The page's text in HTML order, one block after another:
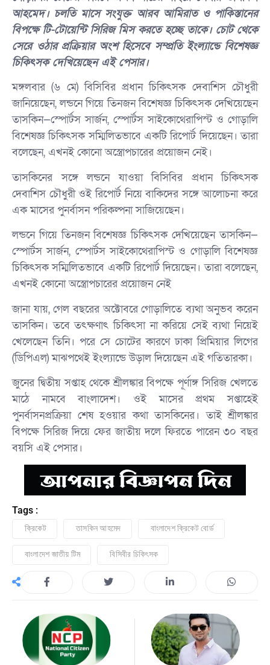
আহমেদ। চলতি মাসে সংযুক্ত আরব আমিরাত ও পাকিস্তানের
বিপক্ষে টি-টোয়েন্টি সিরিজ মিস করতে হচ্ছে তাকে। চোট থেকে
সেরে ওঠার প্রক্রিয়ার অংশ হিসেবে সম্প্রতি ইংল্যান্ডে বিশেষজ্ঞ
চিকিৎসক দেখিয়েছেন এই পেসার।
মঙ্গলবার (৬ মে) বিসিবির প্রধান চিকিৎসক দেবাশিস চৌধুরী
জানিয়েছেন, লন্ডনে গিয়ে তিনজন বিশেষজ্ঞ চিকিৎসক দেখিয়েছেন
তাসকিন—স্পোর্টস সার্জন, স্পোর্টস সাইকোথেরাপিস্ট ও গোড়ালি
বিশেষজ্ঞ চিকিৎসক সম্মিলিতভাবে একটি রিপোর্ট দিয়েছেন। তারা
বলেছেন, এখনই কোনো অস্ত্রোপচারের প্রয়োজন নেই।
তাসকিনের সঙ্গে লন্ডনে যাওয়া বিসিবির প্রধান চিকিৎসক
দেবাশিস চৌধুরী ওই রিপোর্ট নিয়ে বাকিদের সঙ্গে আলোচনা করে
এক মাসের পুনর্বাসন পরিকল্পনা সাজিয়েছেন।
লন্ডনে গিয়ে তিনজন বিশেষজ্ঞ চিকিৎসক দেখিয়েছেন তাসকিন—
স্পোর্টস সার্জন, স্পোর্টস সাইকোথেরাপিস্ট ও গোড়ালি বিশেষজ্ঞ
চিকিৎসক সম্মিলিতভাবে একটি রিপোর্ট দিয়েছেন। তারা বলেছেন,
এখনই কোনো অস্ত্রোপচারের প্রয়োজন নেই
জানা যায়, গেল বছরের অক্টোবরে গোড়ালিতে ব্যথা অনুভব করেন
তাসকিন। তবে তৎক্ষণাৎ চিকিৎসা না করিয়ে সেই ব্যথা নিয়েই
খেলেছেন তিনি। পরে সে চোটের কারণে ঢাকা প্রিমিয়ার লিগের
(ডিপিএল) মাঝপথেই ইংল্যান্ডে উড়াল দিয়েছেন এই গতিতারকা।
জুনের দ্বিতীয় সপ্তাহ থেকে শ্রীলঙ্কার বিপক্ষে পূর্ণাঙ্গ সিরিজ খেলতে
মাঠে নামবে বাংলাদেশ। ওই মাসের প্রথম সপ্তাহেই
পুনর্বাসনপ্রক্রিয়া শেষ হওয়ার কথা তাসকিনের। তাই শ্রীলঙ্কার
বিপক্ষে সিরিজ দিয়ে ফের জাতীয় দলে ফিরতে পারেন ৩০ বছর
বয়সি এই পেসার।
Tags :
ক্রিকেট তাসকিন আহমেদ বাংলাদেশ ক্রিকেট বোর্ড
বাংলাদেশ জাতীয় টিম বিসিবীর চিকিৎসক